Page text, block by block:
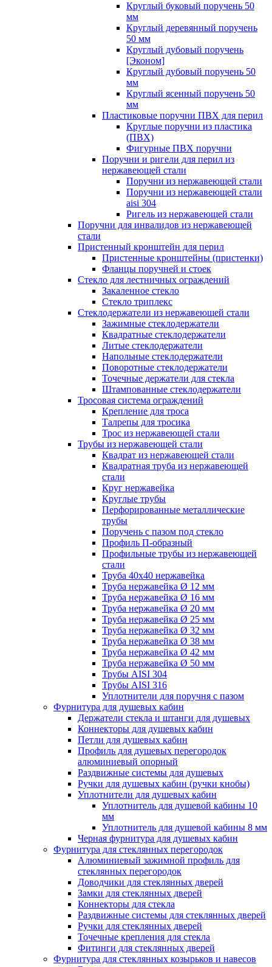
Круглый буковый поручень 50
мм
Круглый деревянный поручень
50 мм
Круглый дубовый поручень
[Эконом]
Круглый дубовый поручень 50
мм
Круглый ясенный поручень 50
мм
Пластиковые поручни ПВХ для перил
Круглые поручни из пластика
(ПВХ)
Фигурные ПВХ поручни
Поручни и ригели для перил из
нержавеющей стали
Поручни из нержавеющей стали
Поручни из нержавеющей стали
aisi 304
Ригель из нержавеющей стали
Поручни для инвалидов из нержавеющей
стали
Пристенный кронштейн для перил
Пристенные кронштейны (пристенки)
Фланцы поручней и стоек
Стекло для лестничных ограждений
Закаленное стекло
Стекло триплекс
Стеклодержатели из нержавеющей стали
Зажимные стеклодержатели
Квадратные стеклодержатели
Литые стеклодержатели
Напольные стеклодержатели
Поворотные стеклодержатели
Точечные держатели для стекла
Штампованные стеклодержатели
Тросовая система ограждений
Крепление для троса
Талрепы для тросика
Трос из нержавеющей стали
Трубы из нержавеющей стали
Квадрат из нержавеющей стали
Квадратная труба из нержавеющей
стали
Круг нержавейка
Круглые трубы
Перфорированные металлические
трубы
Поручень с пазом под стекло
Профиль П-образный
Профильные трубы из нержавеющей
стали
Труба 40х40 нержавейка
Труба нержавейка Ø 12 мм
Труба нержавейка Ø 16 мм
Труба нержавейка Ø 20 мм
Труба нержавейка Ø 25 мм
Труба нержавейка Ø 32 мм
Труба нержавейка Ø 38 мм
Труба нержавейка Ø 42 мм
Труба нержавейка Ø 50 мм
Трубы AISI 304
Трубы AISI 316
Уплотнители для поручня с пазом
Фурнитура для душевых кабин
Держатели стекла и штанги для душевых
Коннекторы для душевых кабин
Петли для душевых кабин
Профиль для душевых перегородок
алюминиевый опорный
Раздвижные сиcтемы для душевых
Ручки для душевых кабин (ручки кнобы)
Уплотнители для душевых кабин
Уплотнитель для душевой кабины 10
мм
Уплотнитель для душевой кабины 8 мм
Черная фурнитура для душевых кабин
Фурнитура для стеклянных перегородок
Алюминиевый зажимной профиль для
стеклянных перегородок
Доводчики для стеклянных дверей
Замки для стеклянных дверей
Коннекторы для стекла
Раздвижные системы для стеклянных дверей
Ручки для стеклянных дверей
Точечные крепления для стекла
Фитинги для стеклянных дверей
Фурнитура для стеклянных козырьков и навесов